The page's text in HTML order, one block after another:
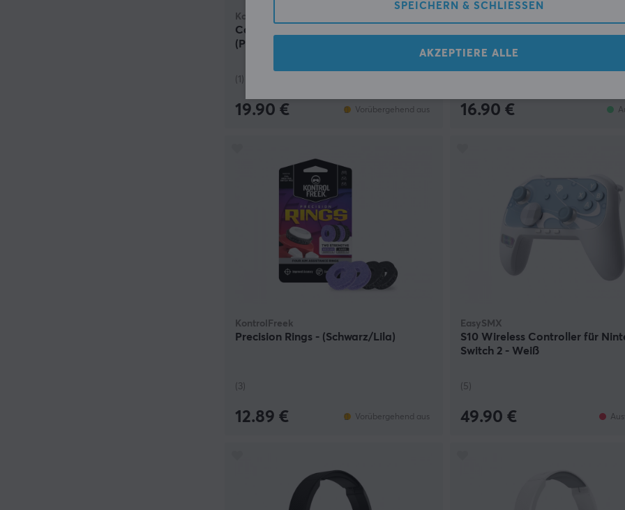
KontrolFreek
Call of Duty Modern Warfare II -
(PS5/PS4)
(1)
19.90 € Vorübergehend aus 16.90 €
KontrolFreek
Precision Rings - (Schwarz/Lila)
(3)
12.89 € Vorübergehend aus
EasySMX
S10 Wireless Controller für
Switch 2 - Weiß
(5)
49.90 €
SPEICHERN & SCHLIESSEN
AKZEPTIERE ALLE